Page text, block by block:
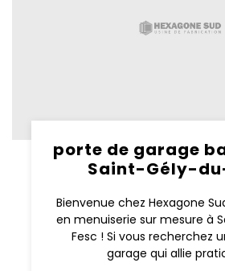
porte de garage
Saint-Gély-
Bienvenue chez Hexagone
en menuiserie sur mesure à
Fesc ! Si vous recherchez
garage qui allie